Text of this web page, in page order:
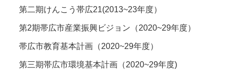
第二期けんこう帯広21(2013~23年度）
第2期帯広市産業振興ビジョン（2020~29年度）
帯広市教育基本計画（2020~29年度）
第三期帯広市環境基本計画（2020~29年度)